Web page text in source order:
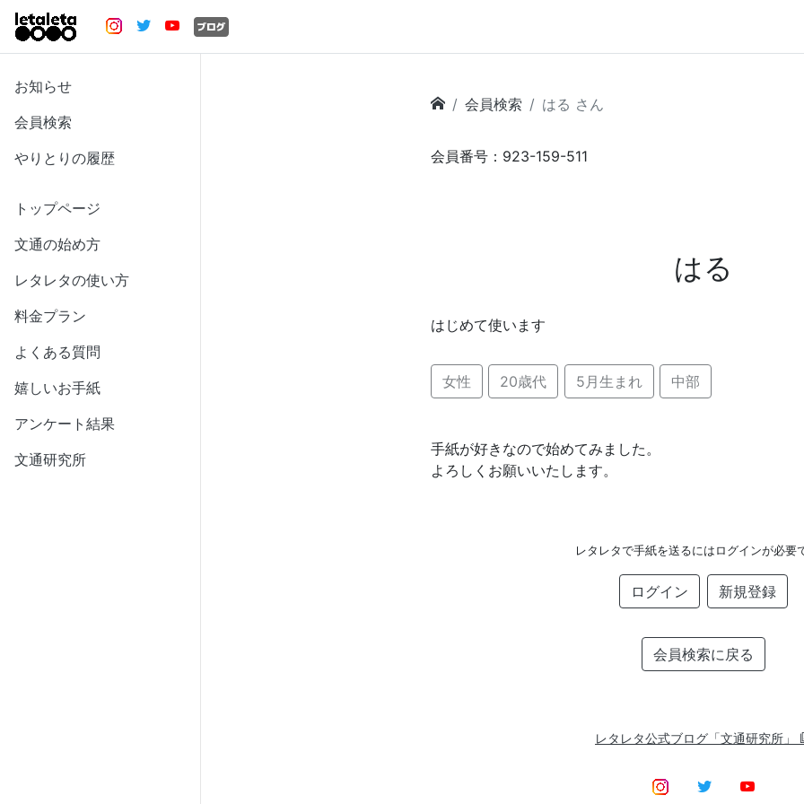
お知らせ
会員検索
やりとりの履歴
トップページ
文通の始め方
レタレタの使い方
料金プラン
よくある質問
嬉しいお手紙
アンケート結果
文通研究所
会員検索 はる さん
会員番号：923-159-511
はる
はじめて使います
女性 20歳代 5月生まれ 中部
手紙が好きなので始めてみました。
よろしくお願いいたします。
レタレタで手紙を送るにはログインが必要
ログイン 新規登録
会員検索に戻る
レタレタ公式ブログ「文通研究所」